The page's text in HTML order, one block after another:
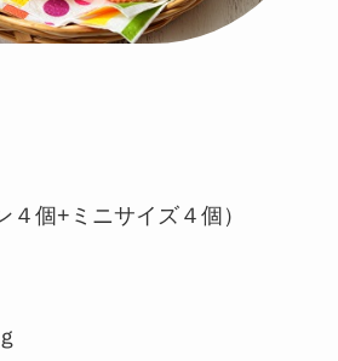
個+ミニサイズ４個）